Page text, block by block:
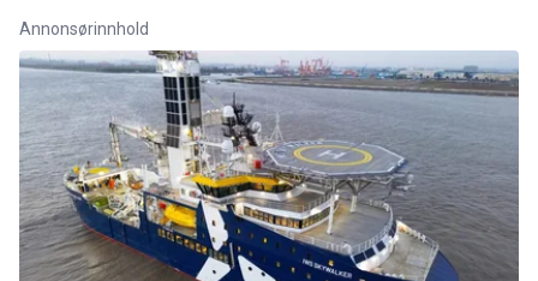
Annonsørinnhold